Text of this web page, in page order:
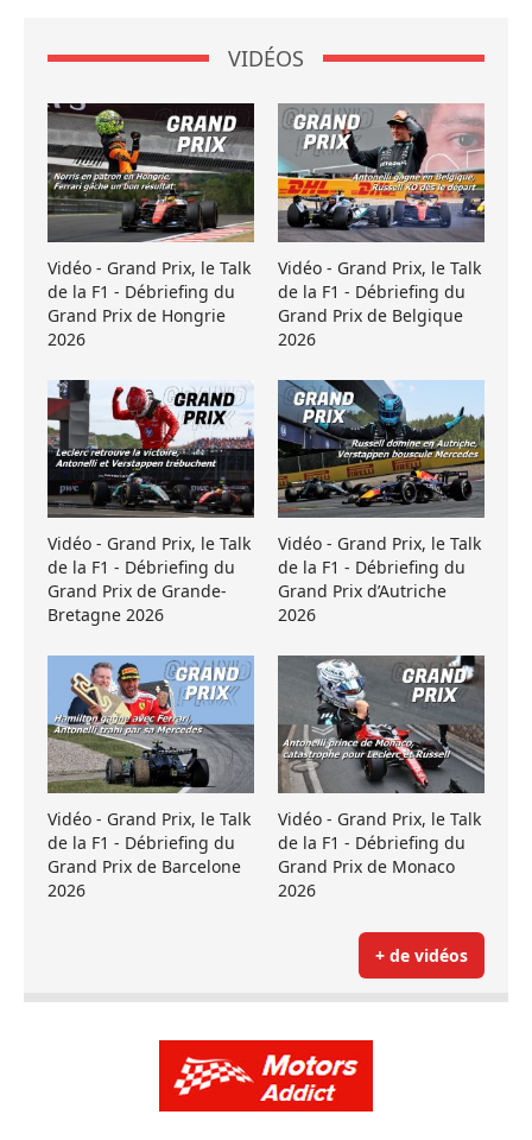
VIDÉOS
Vidéo - Grand Prix, le Talk
de la F1 - Débriefing du
Grand Prix de Hongrie
2026
Vidéo - Grand Prix, le Talk
de la F1 - Débriefing du
Grand Prix de Belgique
2026
Vidéo - Grand Prix, le Talk
de la F1 - Débriefing du
Grand Prix de Grande-
Bretagne 2026
Vidéo - Grand Prix, le Talk
de la F1 - Débriefing du
Grand Prix d’Autriche
2026
Vidéo - Grand Prix, le Talk
de la F1 - Débriefing du
Grand Prix de Barcelone
2026
Vidéo - Grand Prix, le Talk
de la F1 - Débriefing du
Grand Prix de Monaco
2026
+ de vidéos